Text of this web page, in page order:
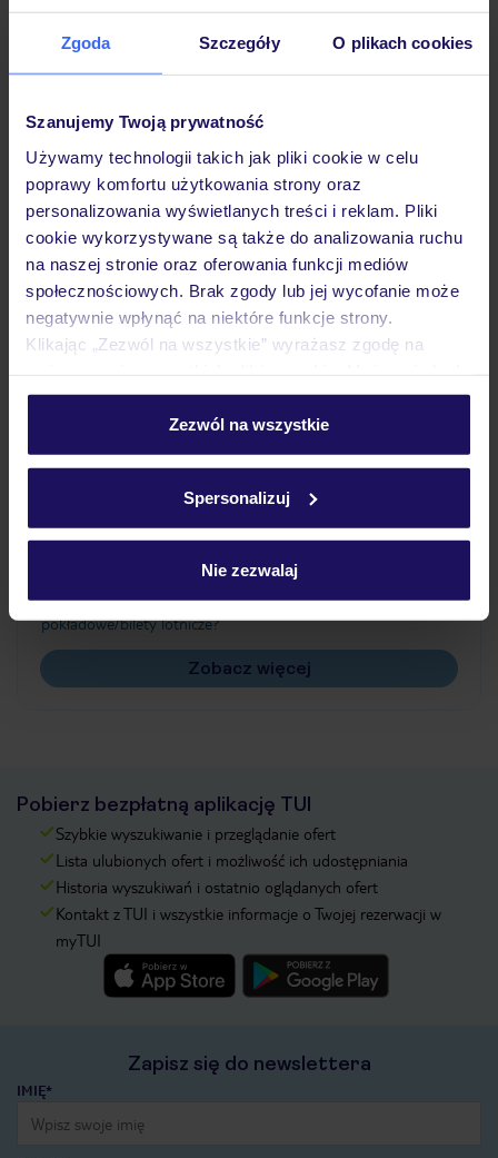
Zgoda Szczegóły O plikach cookies
Szanujemy Twoją prywatność
Używamy technologii takich jak pliki cookie w celu
poprawy komfortu użytkowania strony oraz
personalizowania wyświetlanych treści i reklam. Pliki
cookie wykorzystywane są także do analizowania ruchu
na naszej stronie oraz oferowania funkcji mediów
społecznościowych. Brak zgody lub jej wycofanie może
negatywnie wpłynąć na niektóre funkcje strony.
Klikając „Zezwól na wszystkie” wyrażasz zgodę na
personalizować swój wybór wchodząc w zakładkę
Szczegółowe informacje o plikach cookie znajdziesz
Zezwól na wszystkie
Spersonalizuj
Nie zezwalaj
Pokoje
Wyżywienie
Atrakcje
Ważne informacje
Czy w Hotelu będzie przedstawiciel TUI?
Na jakiej podstawie i gdzie otrzymam karty
pokładowe/bilety lotnicze?
Zobacz więcej
Pobierz bezpłatną aplikację TUI
Szybkie wyszukiwanie i przeglądanie ofert
Lista ulubionych ofert i możliwość ich udostępniania
Historia wyszukiwań i ostatnio oglądanych ofert
Kontakt z TUI i wszystkie informacje o Twojej rezerwacji w
myTUI
Zapisz się do newslettera
IMIĘ*